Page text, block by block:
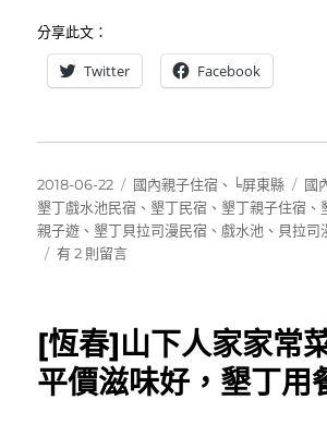
分享此文：
Twitter Facebook
發
佈
日
期:
2018-06-22
分
類
國內親子住宿 、 ╘屏東縣
標
籤
國
墾丁戲水池民宿 、 墾丁民宿 、 墾丁親子住宿 、
親子遊 、 墾丁貝拉司漫民宿 、 戲水池 、 貝拉司
在
拉
司
漫
有 2 則留言
[恆春]山下人家家常
平價滋味好，墾丁用